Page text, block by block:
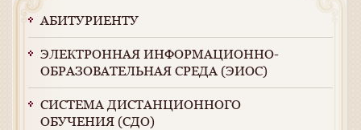
АБИТУРИЕНТУ
ЭЛЕКТРОННАЯ ИНФОРМАЦИОННО-
ОБРАЗОВАТЕЛЬНАЯ СРЕДА (ЭИОС)
СИСТЕМА ДИСТАНЦИОННОГО
ОБУЧЕНИЯ (СДО)